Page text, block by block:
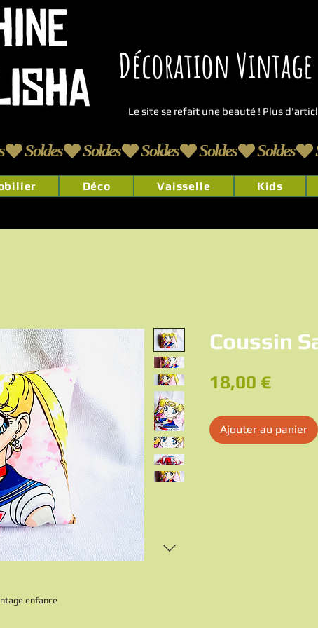
Décoration
Le site se refait une beauté ! Plus
Déco Vaisselle Kids
enfance
Coussin
18,00 €Prix
Ajouter au panier